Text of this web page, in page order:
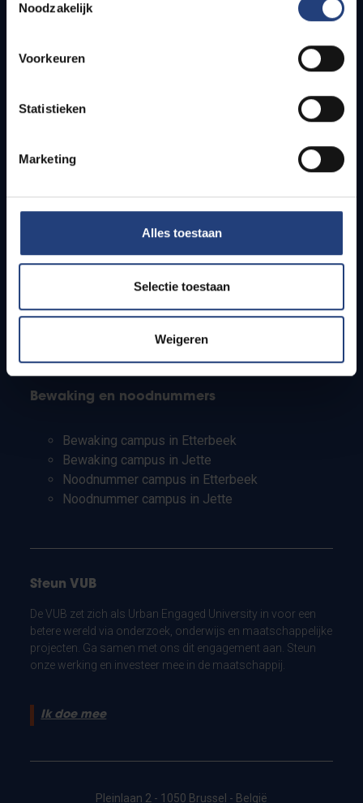
Noodzakelijk
Voorkeuren
Statistieken
Marketing
Alles toestaan
Selectie toestaan
Weigeren
Snel naar
Bereikbaarheid
Studenten
PhD-studenten
Leerkrachten en secundaire scholen
Bewaking en noodnummers
Bewaking campus in Etterbeek
Bewaking campus in Jette
Noodnummer campus in Etterbeek
Noodnummer campus in Jette
Steun VUB
De VUB zet zich als Urban Engaged University in voor een
betere wereld via onderzoek, onderwijs en maatschappelijke
projecten. Ga samen met ons dit engagement aan. Steun
onze werking en investeer mee in de maatschappij.
Ik doe mee
Pleinlaan 2 - 1050 Brussel - België